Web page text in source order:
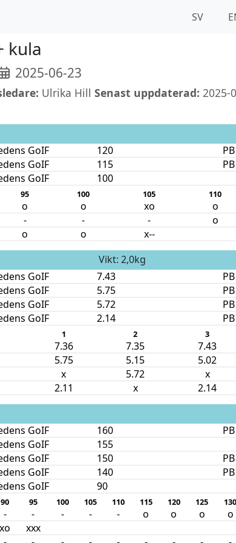
SV
kula
2025-06-23
Ulrika Hill Senast uppdaterad: 2025-
GoIF 120
PB
GoIF 115
PB
GoIF 100
95 100 105 110
o o xo o
- - - o
o o x--
Vikt: 2,0kg
GoIF 7.43
PB
GoIF 5.75
PB
GoIF 5.72
PB
GoIF 2.14 PB
1 2 3
7.36 7.35 7.43
5.75 5.15 5.02
x 5.72 x
2.11 x 2.14
GoIF 160
PB
GoIF
155
GoIF 150
PB
GoIF 140
PB
GoIF 90
90 95 100 105 110 115 120 125 130
- - - - - o o o o
xo
xxx